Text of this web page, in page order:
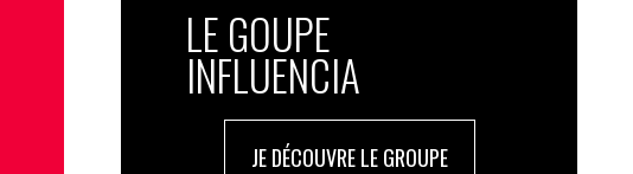
LE GOUPE
INFLUENCIA
JE DÉCOUVRE LE GROUPE